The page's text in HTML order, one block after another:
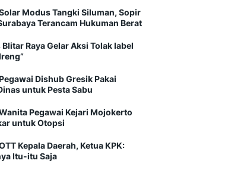
Modus Tangki Siluman, Sopir
Terancam Hukuman Berat
Raya Gelar Aksi Tolak label
Dishub Gresik Pakai
untuk Pesta Sabu
Pegawai Kejari Mojokerto
untuk Otopsi
Kepala Daerah, Ketua KPK:
Itu-itu Saja